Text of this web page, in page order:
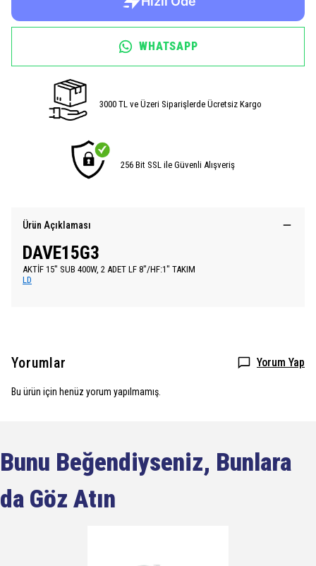
WHATSAPP
3000 TL ve Üzeri Siparişlerde Ücretsiz Kargo
256 Bit SSL ile Güvenli Alışveriş
Ürün Açıklaması
DAVE15G3
AKTİF 15″ SUB 400W, 2 ADET LF 8″/HF:1″ TAKIM
LD
Yorumlar Yorum Yap
Bu ürün için henüz yorum yapılmamış.
Bunu Beğendiyseniz, Bunlara
da Göz Atın